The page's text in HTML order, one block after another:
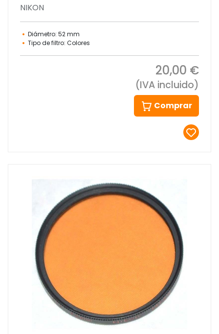
NIKON
Diámetro: 52 mm
Tipo de filtro: Colores
20,00 €
(IVA incluido)
Comprar